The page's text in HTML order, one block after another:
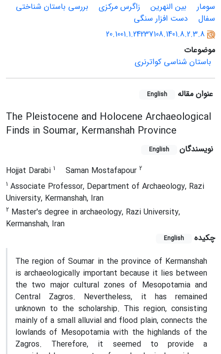
سومار
بین النهرین زاگرس مرکزی
بررسی باستان شناختی
سفال
دست افزار سنگی
20.1001.1.24237108.1401.8.2.3.8
موضوعات
باستان شناسی کواترنری
عنوان مقاله English
The Pleistocene and Holocene Archaeological
Finds in Soumar, Kermanshah Province
نویسندگان English
Hojjat Darabi 1 Saman Mostafapour 2
1 Associate Professor, Department of Archaeology, Razi
University, Kermanshah, Iran
2 Master's degree in archaeology, Razi University,
Kermanshah, Iran
چکیده
English
The region of Soumar in the province of Kermanshah
is archaeologically important because it lies between
the two major cultural zones of Mesopotamia and
Central Zagros. Nevertheless, it has remained
unknown to the scholarship. This region, consisting
mainly of a small alluvial and flood plain, connects the
lowlands of Mesopotamia with the highlands of the
Zagros. Therefore, it seemed to provide a